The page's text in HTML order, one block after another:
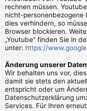
rechnen müssen.
nicht-personenbezogene
dies verhindern, so
Browser blockieren.
„Youtube“ finden Sie in
unter: https://
Änderung unserer
Wir behalten uns vor,
damit sie stets den
entspricht oder um
Datenschutzerklärung
Services. Für Ihren